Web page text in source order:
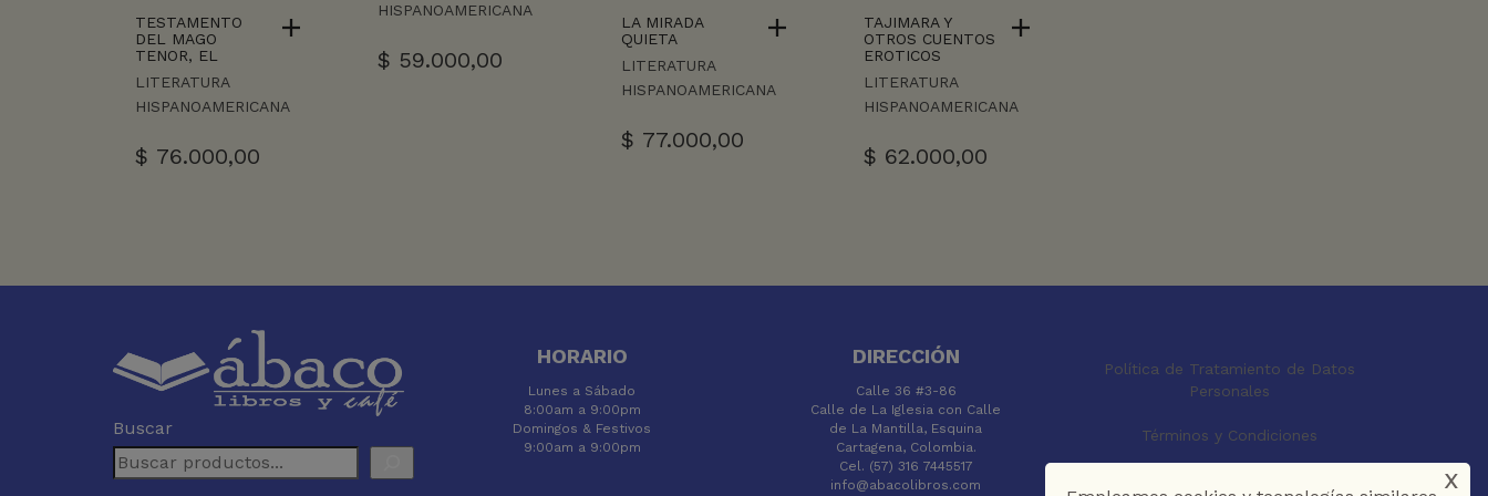
TESTAMENTO
DEL MAGO
TENOR, EL
LITERATURA
HISPANOAMERICANA
$ 76.000,00
HISPANOAMERICANA
$ 59.000,00
LA MIRADA
QUIETA
LITERATURA
HISPANOAMERICANA
$ 77.000,00
TAJIMARA Y
OTROS CUENTOS
EROTICOS
LITERATURA
HISPANOAMERICANA
$ 62.000,00
Buscar
HORARIO
Lunes a Sábado
8:00am a 9:00pm
Domingos & Festivos
9:00am a 9:00pm
DIRECCIÓN
Calle 36 #3-86
Calle de La Iglesia con Calle
de La Mantilla, Esquina
Cartagena, Colombia.
Cel. (57) 316 7445517
info@abacolibros.com
Política de Tratamiento de Datos
Personales
Términos y Condiciones
x